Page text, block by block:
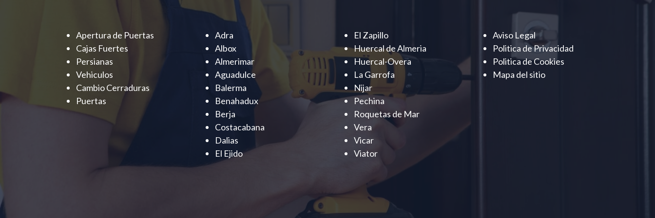
Apertura de Puertas
Cajas Fuertes
Persianas
Vehiculos
Cambio Cerraduras
Puertas
Adra
Albox
Almerimar
Aguadulce
Balerma
Benahadux
Berja
Costacabana
Dalias
El Ejido
El Zapillo
Huercal de Almeria
Huercal-Overa
La Garrofa
Nijar
Pechina
Roquetas de Mar
Vera
Vicar
Viator
Aviso Legal
Politica de Privacidad
Politica de Cookies
Mapa del sitio